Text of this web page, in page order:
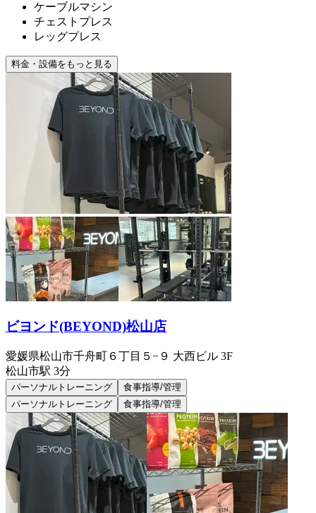
ケーブルマシン
チェストプレス
レッグプレス
料金・設備をもっと見る
ビヨンド(BEYOND)松山店
愛媛県松山市千舟町６丁目５−９ 大西ビル 3F
松山市駅 3分
パーソナルトレーニング
食事指導/管理
パーソナルトレーニング
食事指導/管理